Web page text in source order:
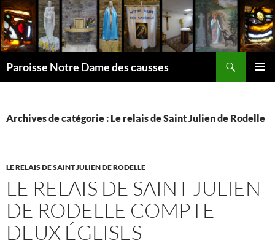
Aller
au
contenu
Paroisse Notre Dame des causses
Archives de catégorie : Le relais de Saint Julien de Rodelle
LE RELAIS DE SAINT JULIEN DE RODELLE
LE RELAIS DE SAINT JULIEN
DE RODELLE COMPTE
DEUX ÉGLISES